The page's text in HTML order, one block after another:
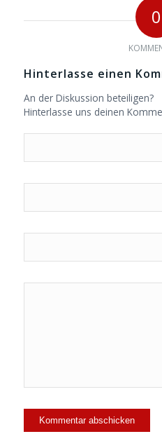
0
Hinterlasse einen
An der Diskussion beteiligen?
Hinterlasse uns deinen